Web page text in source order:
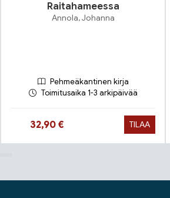
Raitahameessa
Annola, Johanna
Pehmeäkantinen kirja
Toimitusaika 1-3 arkipäivää
Hinta nyt
32,90 € TILAA